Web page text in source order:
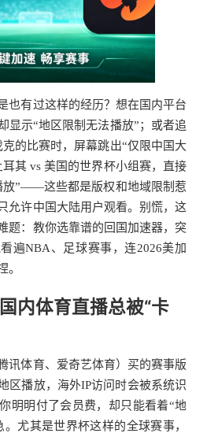
也有过这样的经历？想在国内平台
显示“地区限制无法播放”；或者追
的比赛时，屏幕跳出“仅限中国大
其 vs 美国的世界杯小组赛，直接
放”——这些都是版权和地域限制惹
允许中国大陆用户观看。别慌，这
题：教你选靠谱的回国加速器，突
遍NBA、足球赛事，连2026美加
。
内体育直播总被“卡
讯体育、爱奇艺体育）买的赛事版
区播放，海外IP访问时会被系统识
明明付了会员费，却只能看着“地
。尤其是世界杯这样的全球赛事，